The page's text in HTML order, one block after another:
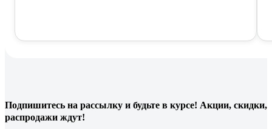
Подпишитесь на рассылку и будьте в курсе! Акции, скидки,
распродажи ждут!